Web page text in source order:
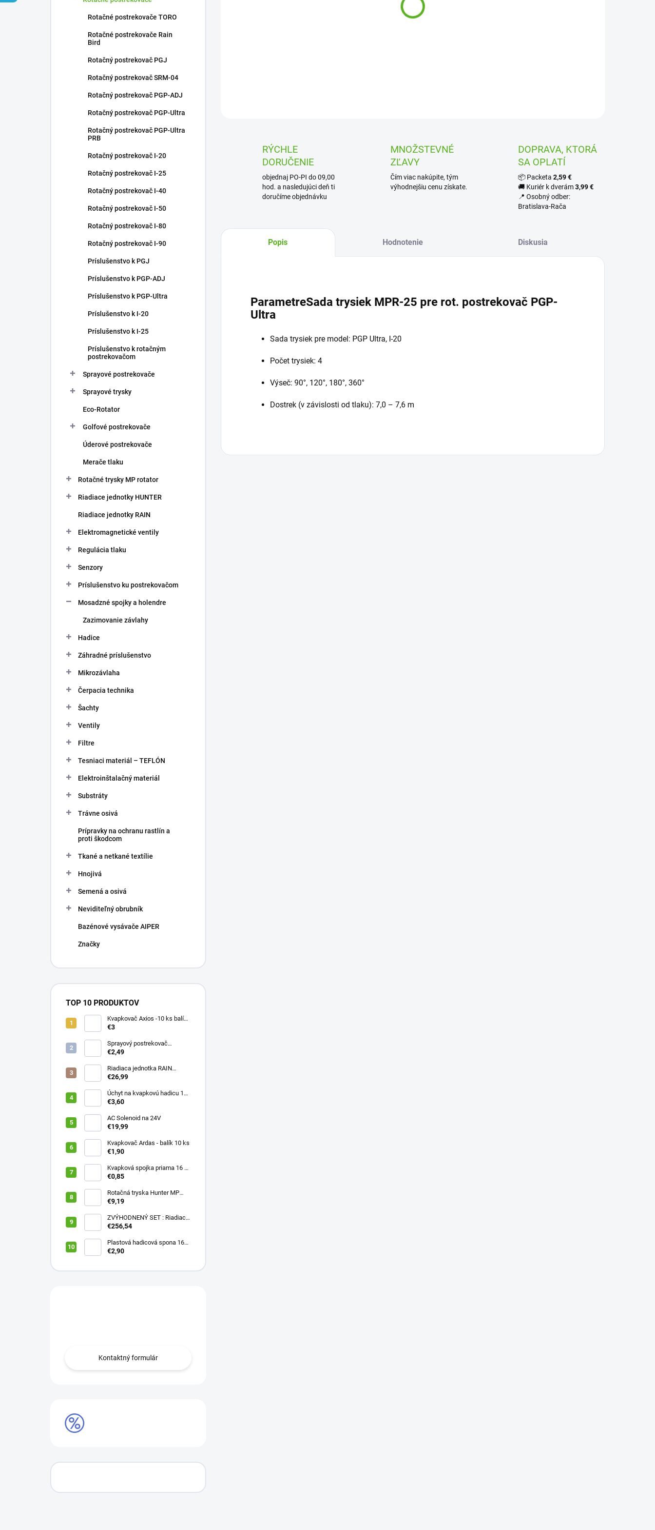
Rotačné postrekovače TORO
Rotačné postrekovače Rain
Bird
Rotačný postrekovač PGJ
Rotačný postrekovač SRM-04
Rotačný postrekovač PGP-ADJ
Rotačný postrekovač PGP-Ultra
Rotačný postrekovač PGP-Ultra
PRB
Rotačný postrekovač I-20
Rotačný postrekovač I-25
Rotačný postrekovač I-40
Rotačný postrekovač I-50
Rotačný postrekovač I-80
Rotačný postrekovač I-90
Príslušenstvo k PGJ
Príslušenstvo k PGP-ADJ
Príslušenstvo k PGP-Ultra
Príslušenstvo k I-20
Príslušenstvo k I-25
Príslušenstvo k rotačným
postrekovačom
Sprayové postrekovače
Sprayové trysky
Eco-Rotator
Golfové postrekovače
Úderové postrekovače
Merače tlaku
Rotačné trysky MP rotator
Riadiace jednotky HUNTER
Riadiace jednotky RAIN
Elektromagnetické ventily
Regulácia tlaku
Senzory
Príslušenstvo ku postrekovačom
Mosadzné spojky a holendre
Zazimovanie závlahy
Hadice
Záhradné príslušenstvo
Mikrozávlaha
Čerpacia technika
Šachty
Ventily
Filtre
Tesniaci materiál – TEFLÓN
Elektroinštalačný materiál
Substráty
Trávne osivá
Prípravky na ochranu rastlín a
proti škodcom
Tkané a netkané textílie
Hnojivá
Semená a osivá
Neviditeľný obrubník
Bazénové vysávače AIPER
Značky
TOP 10 PRODUKTOV
Kvapkovač Axios -10 ks balík,
prietok 4 l/h, regulácia tlaku
€3
Sprayový postrekovač
HUNTER Pro Spray 04
€2,49
Riadiaca jednotka RAIN
PRESSURE ZERO
€26,99
Úchyt na kvapkovú hadicu 16-
20 mm ČIERNY (balík 20 ks)
€3,60
AC Solenoid na 24V
€19,99
Kvapkovač Ardas - balík 10 ks
€1,90
Kvapková spojka priama 16 x
16 (balík 10 ks)
€0,85
Rotačná tryska Hunter MP
2000 90
€9,19
ZVÝHODNENÝ SET : Riadiaca
jednotka X2 401E + WAND
€256,54
Plastová hadicová spona 16
mm (balík 10 ks)
€2,90
Kontaktný formulár
RÝCHLE
DORUČENIE
objednaj PO-PI do 09,00
hod. a nasledujúci deň ti
doručíme objednávku
MNOŽSTEVNÉ
ZĽAVY
Čím viac nakúpite, tým
výhodnejšiu cenu získate.
DOPRAVA, KTORÁ
SA OPLATÍ
📦 Packeta2,59 €
🚚 Kuriér k dverám3,99 €
📍 Osobný odber:
Bratislava-Rača
Popis Hodnotenie Diskusia
ParametreSada trysiek MPR-25 pre rot. postrekovač PGP-
Ultra
Sada trysiek pre model: PGP Ultra, I-20
Počet trysiek: 4
Výseč: 90°, 120°, 180°, 360°
Dostrek (v závislosti od tlaku): 7,0 – 7,6 m